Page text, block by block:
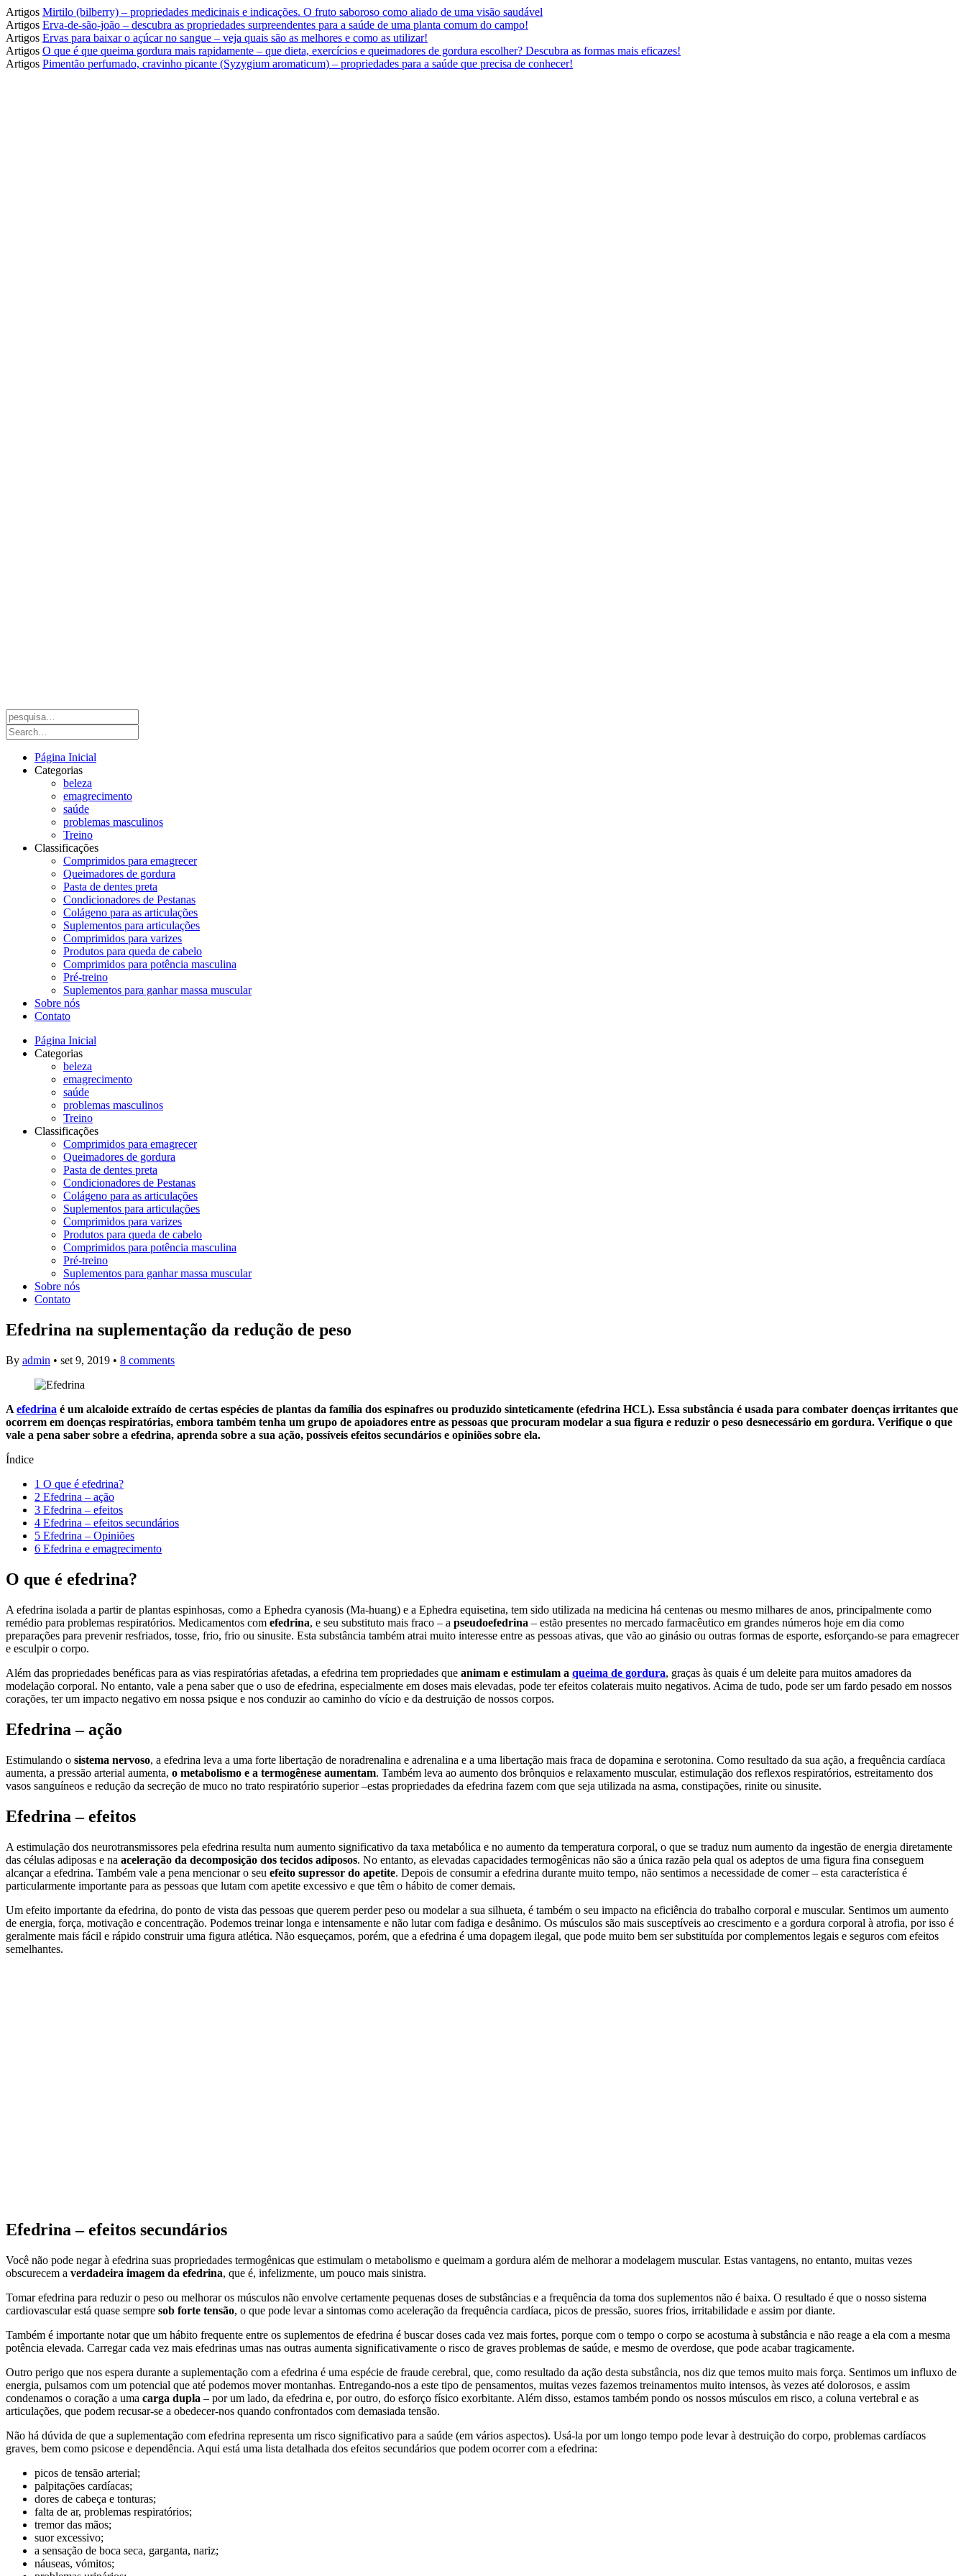
Artigos Mirtilo (bilberry) – propriedades medicinais e indicações. O fruto saboroso como aliado de uma visão saudável
Artigos Erva-de-são-joão – descubra as propriedades surpreendentes para a saúde de uma planta comum do campo!
Artigos Ervas para baixar o açúcar no sangue – veja quais são as melhores e como as utilizar!
Artigos O que é que queima gordura mais rapidamente – que dieta, exercícios e queimadores de gordura escolher? Descubra as formas mais eficazes!
Artigos Pimentão perfumado, cravinho picante (Syzygium aromaticum) – propriedades para a saúde que precisa de conhecer!
Página Inicial
Categorias
beleza
emagrecimento
saúde
problemas masculinos
Treino
Classificações
Comprimidos para emagrecer
Queimadores de gordura
Pasta de dentes preta
Condicionadores de Pestanas
Colágeno para as articulações
Suplementos para articulações
Comprimidos para varizes
Produtos para queda de cabelo
Comprimidos para potência masculina
Pré-treino
Suplementos para ganhar massa muscular
Sobre nós
Contato
Página Inicial
Categorias
beleza
emagrecimento
saúde
problemas masculinos
Treino
Classificações
Comprimidos para emagrecer
Queimadores de gordura
Pasta de dentes preta
Condicionadores de Pestanas
Colágeno para as articulações
Suplementos para articulações
Comprimidos para varizes
Produtos para queda de cabelo
Comprimidos para potência masculina
Pré-treino
Suplementos para ganhar massa muscular
Sobre nós
Contato
Efedrina na suplementação da redução de peso
By admin • set 9, 2019 • 8 comments
A efedrina é um alcaloide extraído de certas espécies de plantas da família dos espinafres ou produzido sinteticamente (efedrina HCL). Essa substância é usada para combater doenças irritantes que
ocorrem em doenças respiratórias, embora também tenha um grupo de apoiadores entre as pessoas que procuram modelar a sua figura e reduzir o peso desnecessário em gordura. Verifique o que
vale a pena saber sobre a efedrina, aprenda sobre a sua ação, possíveis efeitos secundários e opiniões sobre ela.
Índice
1 O que é efedrina?
2 Efedrina – ação
3 Efedrina – efeitos
4 Efedrina – efeitos secundários
5 Efedrina – Opiniões
6 Efedrina e emagrecimento
O que é efedrina?
A efedrina isolada a partir de plantas espinhosas, como a Ephedra cyanosis (Ma-huang) e a Ephedra equisetina, tem sido utilizada na medicina há centenas ou mesmo milhares de anos, principalmente como
remédio para problemas respiratórios. Medicamentos com efedrina, e seu substituto mais fraco – a pseudoefedrina – estão presentes no mercado farmacêutico em grandes números hoje em dia como
preparações para prevenir resfriados, tosse, frio, frio ou sinusite. Esta substância também atrai muito interesse entre as pessoas ativas, que vão ao ginásio ou outras formas de esporte, esforçando-se para emagrecer
e esculpir o corpo.
Além das propriedades benéficas para as vias respiratórias afetadas, a efedrina tem propriedades que animam e estimulam a queima de gordura, graças às quais é um deleite para muitos amadores da
modelação corporal. No entanto, vale a pena saber que o uso de efedrina, especialmente em doses mais elevadas, pode ter efeitos colaterais muito negativos. Acima de tudo, pode ser um fardo pesado em nossos
corações, ter um impacto negativo em nossa psique e nos conduzir ao caminho do vício e da destruição de nossos corpos.
Efedrina – ação
Estimulando o sistema nervoso, a efedrina leva a uma forte libertação de noradrenalina e adrenalina e a uma libertação mais fraca de dopamina e serotonina. Como resultado da sua ação, a frequência cardíaca
aumenta, a pressão arterial aumenta, o metabolismo e a termogênese aumentam. Também leva ao aumento dos brônquios e relaxamento muscular, estimulação dos reflexos respiratórios, estreitamento dos
vasos sanguíneos e redução da secreção de muco no trato respiratório superior –estas propriedades da efedrina fazem com que seja utilizada na asma, constipações, rinite ou sinusite.
Efedrina – efeitos
A estimulação dos neurotransmissores pela efedrina resulta num aumento significativo da taxa metabólica e no aumento da temperatura corporal, o que se traduz num aumento da ingestão de energia diretamente
das células adiposas e na aceleração da decomposição dos tecidos adiposos. No entanto, as elevadas capacidades termogênicas não são a única razão pela qual os adeptos de uma figura fina conseguem
alcançar a efedrina. Também vale a pena mencionar o seu efeito supressor do apetite. Depois de consumir a efedrina durante muito tempo, não sentimos a necessidade de comer – esta característica é
particularmente importante para as pessoas que lutam com apetite excessivo e que têm o hábito de comer demais.
Um efeito importante da efedrina, do ponto de vista das pessoas que querem perder peso ou modelar a sua silhueta, é também o seu impacto na eficiência do trabalho corporal e muscular. Sentimos um aumento
de energia, força, motivação e concentração. Podemos treinar longa e intensamente e não lutar com fadiga e desânimo. Os músculos são mais susceptíveis ao crescimento e a gordura corporal à atrofia, por isso é
geralmente mais fácil e rápido construir uma figura atlética. Não esqueçamos, porém, que a efedrina é uma dopagem ilegal, que pode muito bem ser substituída por complementos legais e seguros com efeitos
semelhantes.
Efedrina – efeitos secundários
Você não pode negar à efedrina suas propriedades termogênicas que estimulam o metabolismo e queimam a gordura além de melhorar a modelagem muscular. Estas vantagens, no entanto, muitas vezes
obscurecem a verdadeira imagem da efedrina, que é, infelizmente, um pouco mais sinistra.
Tomar efedrina para reduzir o peso ou melhorar os músculos não envolve certamente pequenas doses de substâncias e a frequência da toma dos suplementos não é baixa. O resultado é que o nosso sistema
cardiovascular está quase sempre sob forte tensão, o que pode levar a sintomas como aceleração da frequência cardíaca, picos de pressão, suores frios, irritabilidade e assim por diante.
Também é importante notar que um hábito frequente entre os suplementos de efedrina é buscar doses cada vez mais fortes, porque com o tempo o corpo se acostuma à substância e não reage a ela com a mesma
potência elevada. Carregar cada vez mais efedrinas umas nas outras aumenta significativamente o risco de graves problemas de saúde, e mesmo de overdose, que pode acabar tragicamente.
Outro perigo que nos espera durante a suplementação com a efedrina é uma espécie de fraude cerebral, que, como resultado da ação desta substância, nos diz que temos muito mais força. Sentimos um influxo de
energia, pulsamos com um potencial que até podemos mover montanhas. Entregando-nos a este tipo de pensamentos, muitas vezes fazemos treinamentos muito intensos, às vezes até dolorosos, e assim
condenamos o coração a uma carga dupla – por um lado, da efedrina e, por outro, do esforço físico exorbitante. Além disso, estamos também pondo os nossos músculos em risco, a coluna vertebral e as
articulações, que podem recusar-se a obedecer-nos quando confrontados com demasiada tensão.
Não há dúvida de que a suplementação com efedrina representa um risco significativo para a saúde (em vários aspectos). Usá-la por um longo tempo pode levar à destruição do corpo, problemas cardíacos
graves, bem como psicose e dependência. Aqui está uma lista detalhada dos efeitos secundários que podem ocorrer com a efedrina:
picos de tensão arterial;
palpitações cardíacas;
dores de cabeça e tonturas;
falta de ar, problemas respiratórios;
tremor das mãos;
suor excessivo;
a sensação de boca seca, garganta, nariz;
náuseas, vómitos;